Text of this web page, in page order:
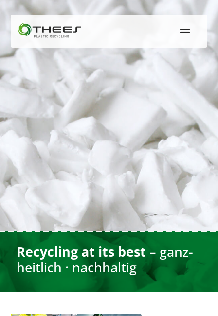
Recycling at its best – ganz­­
heit­lich · nachhaltig